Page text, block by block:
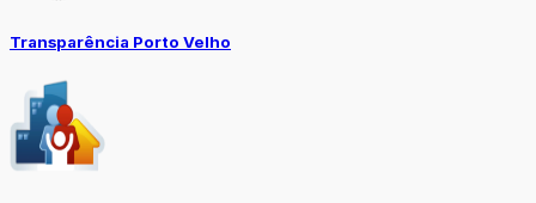
Transparência Porto Velho